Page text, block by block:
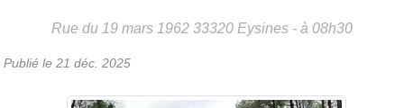
Rue du 19 mars 1962 33320 Eysines - à 08h30
Publié le 21 déc. 2025